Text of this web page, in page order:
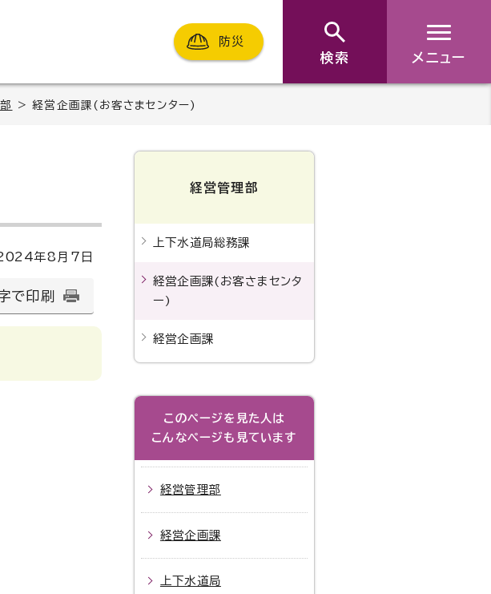
防災
検索 メニュー
> 経営企画課(お客さまセンター)
年8月7日
で印刷
経営管理部
上下水道局総務課
経営企画課(お客さまセンタ
ー)
経営企画課
このページを見た人は
こんなページも見ています
経営管理部
経営企画課
上下水道局